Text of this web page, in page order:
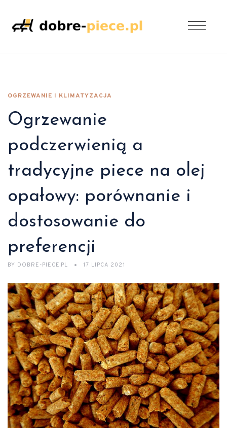
OGRZEWANIE I KLIMATYZACJA
Ogrzewanie
podczerwienią a
tradycyjne piece na olej
opałowy: porównanie i
dostosowanie do
preferencji
BY DOBRE-PIECE.PL 17 LIPCA 2021